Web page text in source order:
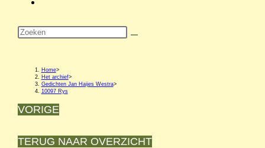
Zoek
deze Home>
Het archief>
Gedichten Jan Haijes Westra>
10097 Rys
VORIGE
TERUG NAAR OVERZICHT